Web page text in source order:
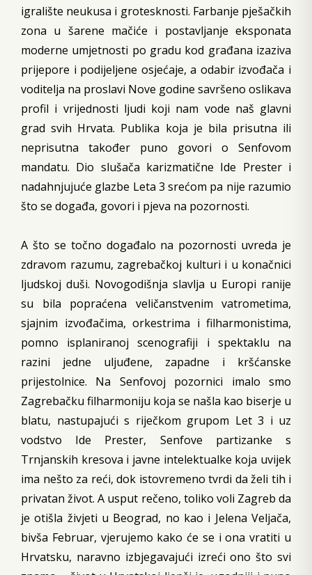
igralište neukusa i grotesknosti. Farbanje pješačkih
zona u šarene mačiće i postavljanje eksponata
moderne umjetnosti po gradu kod građana izaziva
prijepore i podijeljene osjećaje, a odabir izvođača i
voditelja na proslavi Nove godine savršeno oslikava
profil i vrijednosti ljudi koji nam vode naš glavni
grad svih Hrvata. Publika koja je bila prisutna ili
neprisutna također puno govori o Senfovom
mandatu. Dio slušača karizmatične Ide Prester i
nadahnjujuće glazbe Leta 3 srećom pa nije razumio
što se događa, govori i pjeva na pozornosti.
A što se točno događalo na pozornosti uvreda je
zdravom razumu, zagrebačkoj kulturi i u konačnici
ljudskoj duši. Novogodišnja slavlja u Europi ranije
su bila popraćena veličanstvenim vatrometima,
sjajnim izvođačima, orkestrima i filharmonistima,
pomno isplaniranoj scenografiji i spektaklu na
razini jedne uljuđene, zapadne i kršćanske
prijestolnice. Na Senfovoj pozornici imalo smo
Zagrebačku filharmoniju koja se našla kao biserje u
blatu, nastupajući s riječkom grupom Let 3 i uz
vodstvo Ide Prester, Senfove partizanke s
Trnjanskih kresova i javne intelektualke koja uvijek
ima nešto za reći, dok istovremeno tvrdi da želi tih i
privatan život. A usput rečeno, toliko voli Zagreb da
je otišla živjeti u Beograd, no kao i Jelena Veljača,
bivša Februar, vjerujemo kako će se i ona vratiti u
Hrvatsku, naravno izbjegavajući izreći ono što svi